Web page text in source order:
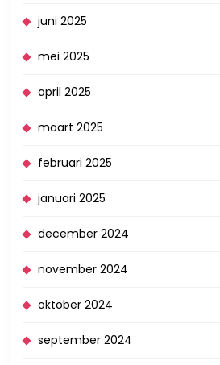
juni 2025
mei 2025
april 2025
maart 2025
februari 2025
januari 2025
december 2024
november 2024
oktober 2024
september 2024